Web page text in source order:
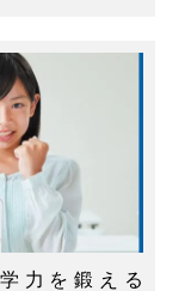
力を鍛える